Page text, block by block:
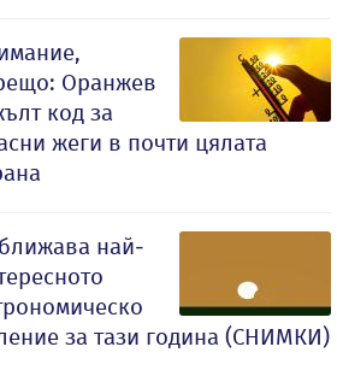
Оранжев
код за
жеги в почти цялата
най-
за тази година (СНИМКИ)